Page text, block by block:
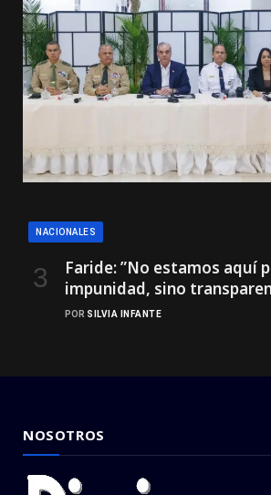
NACIONALES
Faride: ”No estamos aquí
impunidad, sino
POR SILVIA INFANTE
NOSOTROS